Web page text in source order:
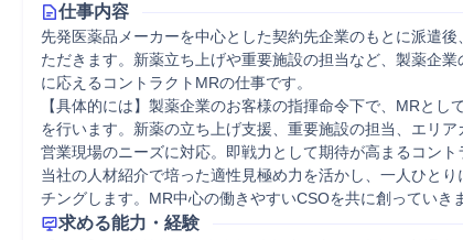
仕事内容
先発医薬品メーカーを中心とした契約先企業のもとに派遣
ただきます。新薬立ち上げや重要施設の担当など、製薬企
に応えるコントラクトMRの仕事です。
【具体的には】製薬企業のお客様の指揮命令下で、MRとし
を行います。新薬の立ち上げ支援、重要施設の担当、エリア
営業現場のニーズに対応。即戦力として期待が高まるコント
当社の人材紹介で培った適性見極め力を活かし、一人ひとり
チングします。MR中心の働きやすいCSOを共に創っていき
求める能力・経験